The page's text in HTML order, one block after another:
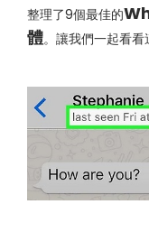
整理了9個最佳的
體。讓我們一起看看